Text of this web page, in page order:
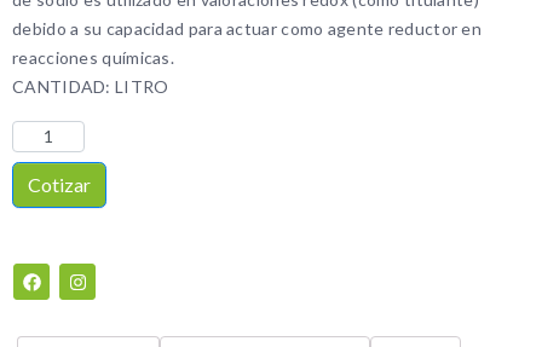
debido a su capacidad para actuar como agente reductor en
reacciones químicas.
CANTIDAD: LITRO
Cotizar